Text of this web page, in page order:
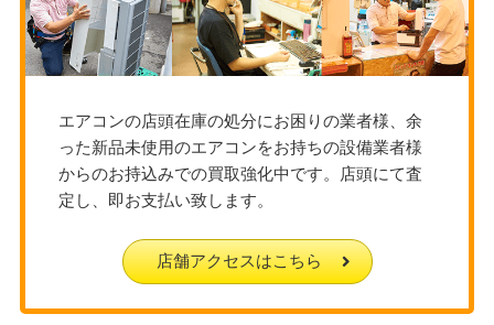
エアコンの店頭在庫の処分にお困りの業者様、余
った新品未使用のエアコンをお持ちの設備業者様
からのお持込みでの買取強化中です。店頭にて査
定し、即お支払い致します。
店舗アクセスはこちら